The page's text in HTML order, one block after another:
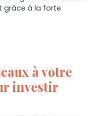
grâce à la forte
à votre
investir